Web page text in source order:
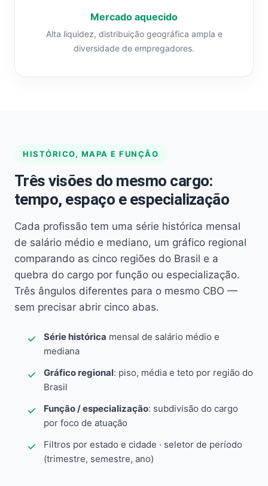
Mercado aquecido
Alta liquidez, distribuição geográfica ampla e
diversidade de empregadores.
HISTÓRICO, MAPA E FUNÇÃO
Três visões do mesmo cargo:
tempo, espaço e especialização
Cada profissão tem uma série histórica mensal
de salário médio e mediano, um gráfico regional
comparando as cinco regiões do Brasil e a
quebra do cargo por função ou especialização.
Três ângulos diferentes para o mesmo CBO —
sem precisar abrir cinco abas.
Série histórica mensal de salário médio e
mediana
Gráfico regional: piso, média e teto por região do
Brasil
Função / especialização: subdivisão do cargo
por foco de atuação
Filtros por estado e cidade · seletor de período
(trimestre, semestre, ano)